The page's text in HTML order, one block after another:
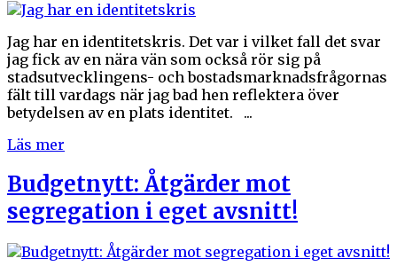
Jag har en identitetskris. Det var i vilket fall det svar
jag fick av en nära vän som också rör sig på
stadsutvecklingens- och bostadsmarknadsfrågornas
fält till vardags när jag bad hen reflektera över
betydelsen av en plats identitet. ...
Läs mer
Budgetnytt: Åtgärder mot
segregation i eget avsnitt!